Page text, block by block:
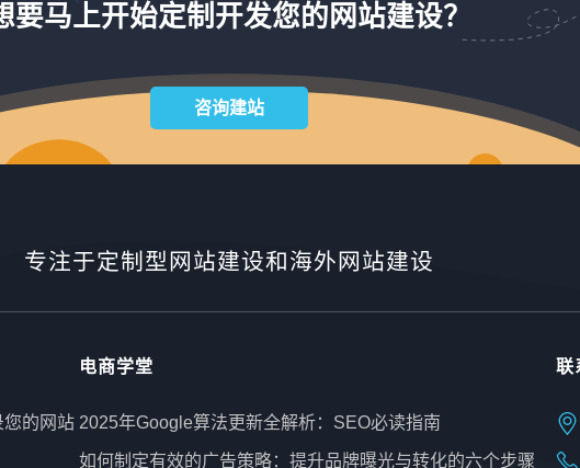
而且能够提供更高的转化率。SEO的挑战在于，它需
费搜索提供即时的流量和曝
依赖传统的关
分析，深入挖
能可以帮助自
要马上开始定制开发您的网站建设？
咨询建站
专注于定制型网站建设和海外网站建设
您的网站
电商学堂
2025年Google算法更新全解析：SEO必读指南
如何制定有效的广告策略：提升品牌曝光与转化的六个步骤
联